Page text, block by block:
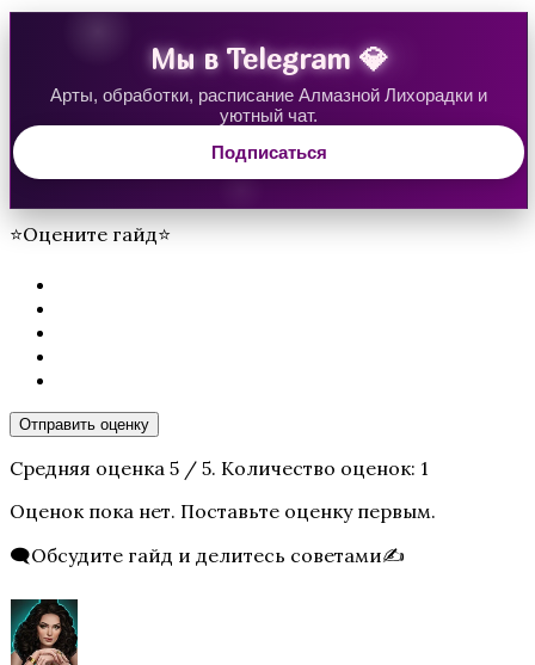
Я охочусь на тебя 2
Песнь о Красном Ниле
Мы в Telegram 💎
Арты, обработки, расписание Алмазной Лихорадки и
уютный чат.
Подписаться
⭐Оцените гайд⭐
Отправить оценку
Средняя оценка 5 / 5. Количество оценок: 1
Оценок пока нет. Поставьте оценку первым.
🗨️Обсудите гайд и делитесь советами✍️